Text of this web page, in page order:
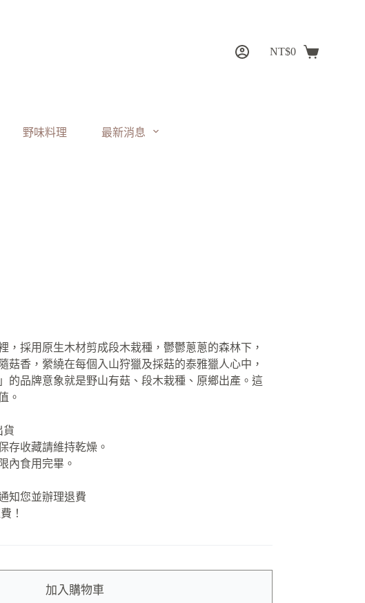
NT$0
野味料理 最新消息
，採用原生木材剪成段木栽種，鬱鬱蔥蔥的森林下，
菇香，縈繞在每個入山狩獵及採菇的泰雅獵人心中，
品牌意象就是野山有菇、段木栽種、原鄉出產。這
。
貨
存收藏請維持乾燥。
內食用完畢。
知您並辦理退費
！
加入購物車